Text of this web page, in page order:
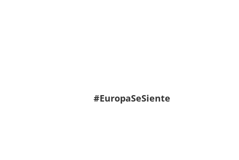
#EuropaSeSiente